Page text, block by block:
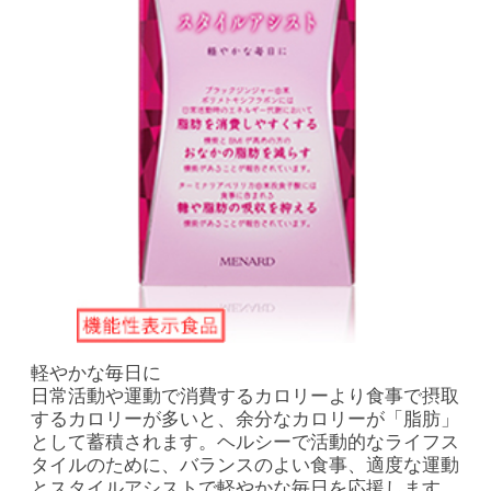
日常活動や運動で消費するカロリーより食事で摂取
するカロリーが多いと、余分なカロリーが「脂肪」
として蓄積されます。ヘルシーで活動的なライフス
タイルのために、バランスのよい食事、適度な運動
とスタイルアシストで軽やかな毎日を応援します。
【機能性表示食品】
ブラックジンジャー由来ポリメトキシフラボンには
、日常活動時のエネルギー代謝において脂肪を消費
しやすくする機能とＢＭＩが高めの方のおなかの脂
肪を減らす機能があることが報告されています。
まれる糖や脂肪の吸収を抑える機能があることが報
告されています。
内容量：27g （300mg×45粒×2袋）
価格：7,000円（税込7,560円）